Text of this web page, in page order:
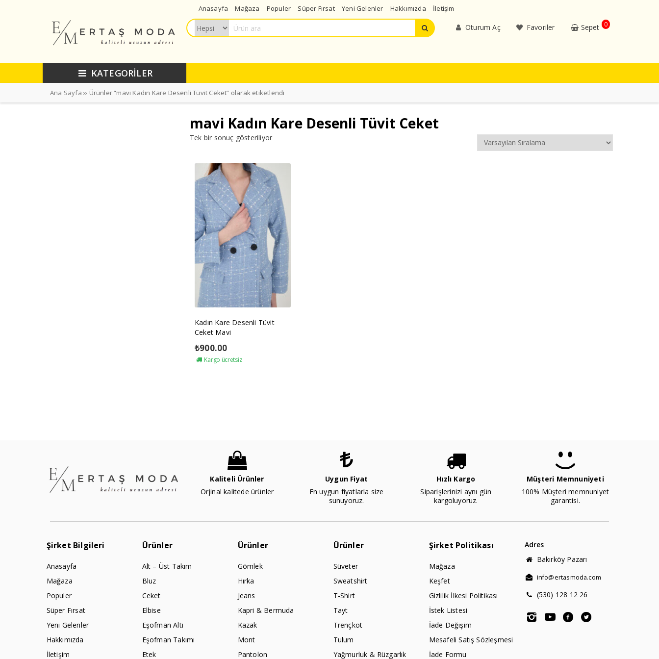
Anasayfa Mağaza Populer Süper Fırsat Yeni Gelenler Hakkımızda İletişim
Oturum Aç Favoriler Sepet 0
KATEGORİLER
Ana Sayfa ›› Ürünler “mavi Kadın Kare Desenli Tüvit Ceket” olarak etiketlendi
mavi Kadın Kare Desenli Tüvit Ceket
Tek bir sonuç gösteriliyor
Kadın Kare Desenli Tüvit
Ceket Mavi
₺900.00
Kargo ücretsiz
Kaliteli Ürünler
Orjinal kalitede ürünler
Uygun Fiyat
En uygun fiyatlarla size
sunuyoruz.
Hızlı Kargo
Siparişlerinizi aynı gün
kargoluyoruz.
Müşteri Memnuniyeti
100% Müşteri memnuniyet
garantisi.
Şirket Bilgileri
Anasayfa
Mağaza
Populer
Süper Fırsat
Yeni Gelenler
Hakkımızda
İletişim
Ürünler
Alt – Üst Takım
Bluz
Ceket
Elbise
Eşofman Altı
Eşofman Takımı
Etek
Ürünler
Gömlek
Hırka
Jeans
Kapri & Bermuda
Kazak
Mont
Pantolon
Ürünler
Süveter
Sweatshirt
T-Shirt
Tayt
Trençkot
Tulum
Yağmurluk & Rüzgarlık
Şirket Politikası
Mağaza
Keşfet
Gizlilik İlkesi Politikası
İstek Listesi
İade Değişim
Mesafeli Satış Sözleşmesi
İade Formu
Adres
Bakırköy Pazarı
info@ertasmoda.com
(530) 128 12 26